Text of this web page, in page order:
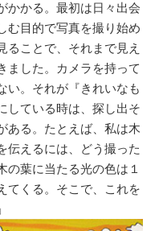
かかる。最初は日々出会
む目的で写真を撮り始め
ることで、それまで見え
ました。カメラを持って
い。それが『きれいなも
している時は、探し出そ
ある。たとえば、私は木
伝えるには、どう撮った
の葉に当たる光の色は１
てくる。そこで、これを